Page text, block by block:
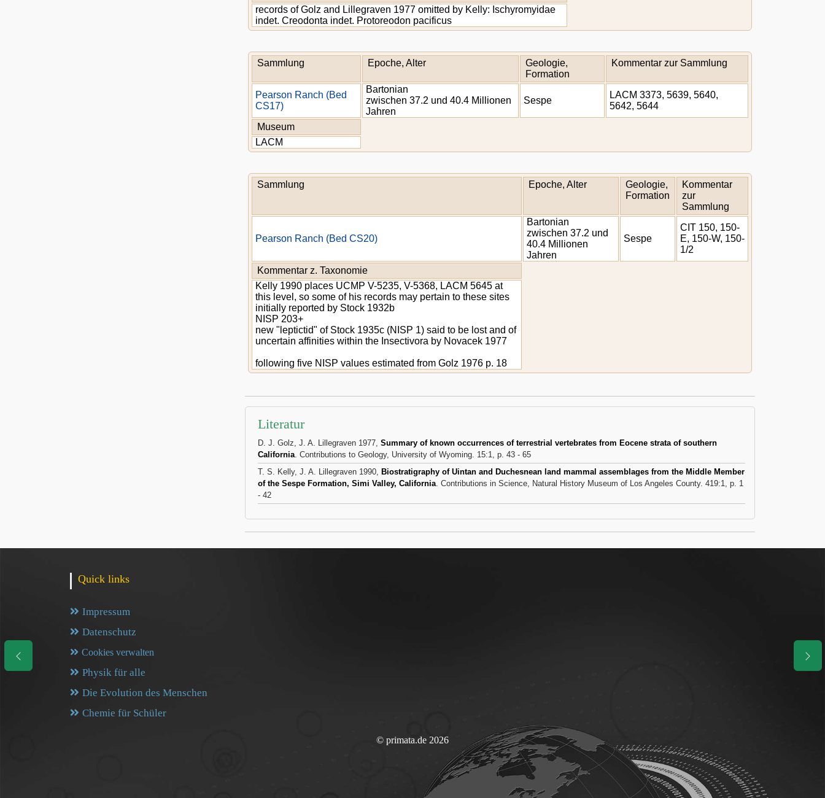
records of Golz and Lillegraven 1977 omitted by Kelly: Ischyromyidae
indet. Creodonta indet. Protoreodon pacificus
Sammlung Epoche, Alter
Geologie,
Formation
Kommentar zur Sammlung
Pearson Ranch (Bed
CS17)
Bartonian
zwischen 37.2 und 40.4 Millionen
Jahren
Sespe
LACM 3373, 5639, 5640,
5642, 5644
Museum
LACM
Sammlung Epoche, Alter
Geologie,
Formation
Kommentar
zur
Sammlung
Pearson Ranch (Bed CS20)
Bartonian
zwischen 37.2 und
40.4 Millionen
Jahren
Sespe
CIT 150, 150-
E, 150-W, 150-
1/2
Kommentar z. Taxonomie
Kelly 1990 places UCMP V-5235, V-5368, LACM 5645 at
this level, so some of his records may pertain to these sites
initially reported by Stock 1932b
NISP 203+
new "leptictid" of Stock 1935c (NISP 1) said to be lost and of
uncertain affinities within the Insectivora by Novacek 1977
following five NISP values estimated from Golz 1976 p. 18
Literatur
D. J. Golz, J. A. Lillegraven 1977, Summary of known occurrences of terrestrial vertebrates from Eocene strata of southern
California. Contributions to Geology, University of Wyoming. 15:1, p. 43 - 65
T. S. Kelly, J. A. Lillegraven 1990, Biostratigraphy of Uintan and Duchesnean land mammal assemblages from the Middle Member
of the Sespe Formation, Simi Valley, California. Contributions in Science, Natural History Museum of Los Angeles County. 419:1, p. 1
- 42
Quick links
Impressum
Datenschutz
Cookies verwalten
Physik für alle
Die Evolution des Menschen
Chemie für Schüler
© primata.de 2026